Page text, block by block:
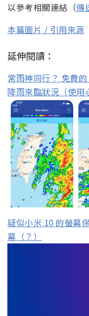
以參考相關連結（傳
本篇圖片 / 引用來源
延伸閱讀：
常雨神同行？ 免費
降雨來臨狀況（使用
疑似小米 10 的螢幕
幕（？）